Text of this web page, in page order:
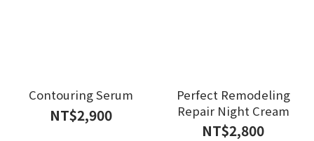
Contouring Serum
NT$2,900
Perfect Remodeling
Repair Night Cream
NT$2,800